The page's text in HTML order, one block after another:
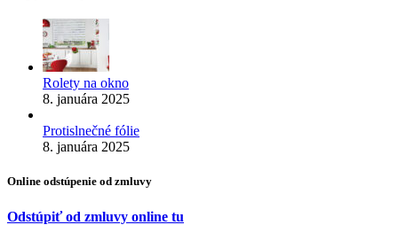
Rolety na okno
8. januára 2025
Protislnečné fólie
8. januára 2025
Online odstúpenie od zmluvy
Odstúpiť od zmluvy online tu